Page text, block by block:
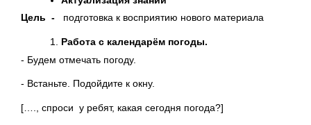
Цель -
подготовка к восприятию нового материала
Работа с календарём погоды.
- Будем отмечать погоду.
- Встаньте. Подойдите к окну.
[…., спроси у ребят, какая сегодня погода?]